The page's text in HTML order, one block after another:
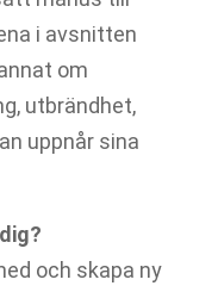
i avsnitten
om
utbrändhet,
uppnår sina
och skapa ny